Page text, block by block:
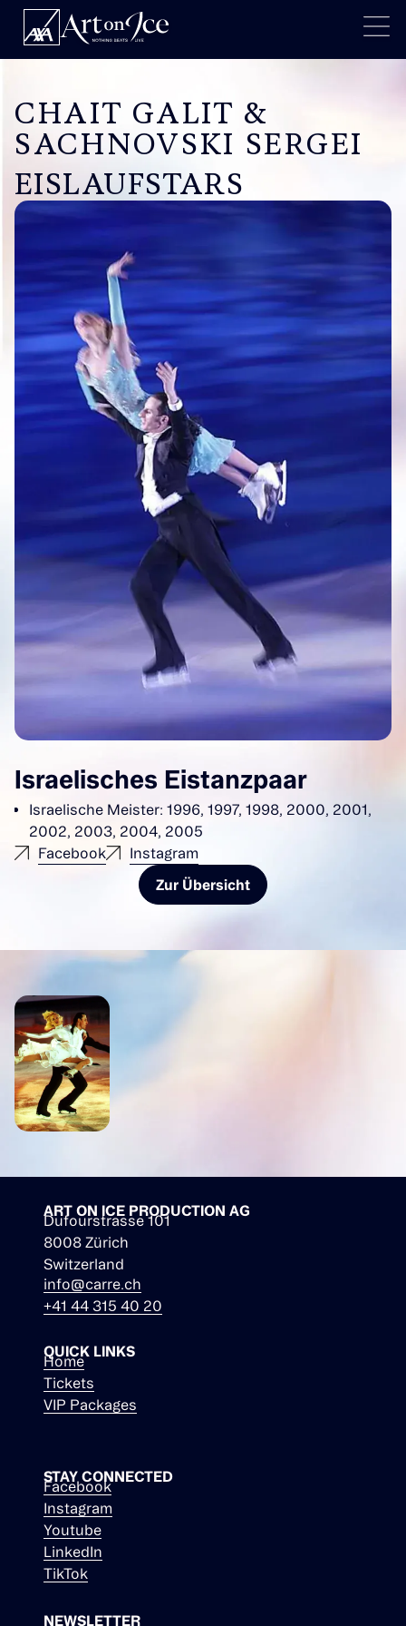
CHAIT GALIT &
SACHNOVSKI SERGEI
EISLAUFSTARS
Israelisches Eistanzpaar
Israelische Meister: 1996, 1997, 1998, 2000, 2001,
2002, 2003, 2004, 2005
Facebook
Instagram
Zur Übersicht
ART ON ICE PRODUCTION AG
Dufourstrasse 101
8008 Zürich
Switzerland
info@carre.ch
+41 44 315 40 20
QUICK LINKS
Home
Tickets
VIP Packages
STAY CONNECTED
Facebook
Instagram
Youtube
LinkedIn
TikTok
NEWSLETTER